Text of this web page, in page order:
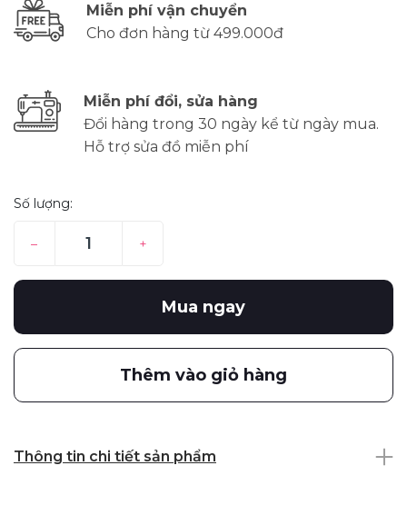
Miễn phí vận chuyển
Cho đơn hàng từ 499.000đ
Miễn phí đổi, sửa hàng
Đổi hàng trong 30 ngày kể từ ngày mua.
Hỗ trợ sửa đồ miễn phí
Số lượng:
– +
Mua ngay
Thêm vào giỏ hàng
Thông tin chi tiết sản phẩm